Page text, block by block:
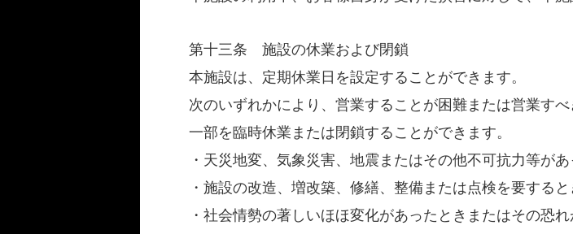
第十三条 施設の休業および閉鎖
本施設は、定期休業日を設定することができます。
次のいずれかにより、営業することが困難または営業す
一部を臨時休業または閉鎖することができます。
・天災地変、気象災害、地震またはその他不可抗力等が
・施設の改造、増改築、修繕、整備または点検を要すると
・社会情勢の著しいほほ変化があったときまたはその恐れ